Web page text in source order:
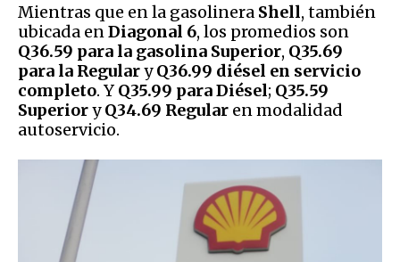
Mientras que en la gasolinera Shell, también
ubicada enDiagonal 6, los promedios son
Q36.59 para la gasolina Superior, Q35.69
para la RegularyQ36.99 diésel en servicio
completo. YQ35.99 para Diésel; Q35.59
SuperioryQ34.69 Regular en modalidad
autoservicio.